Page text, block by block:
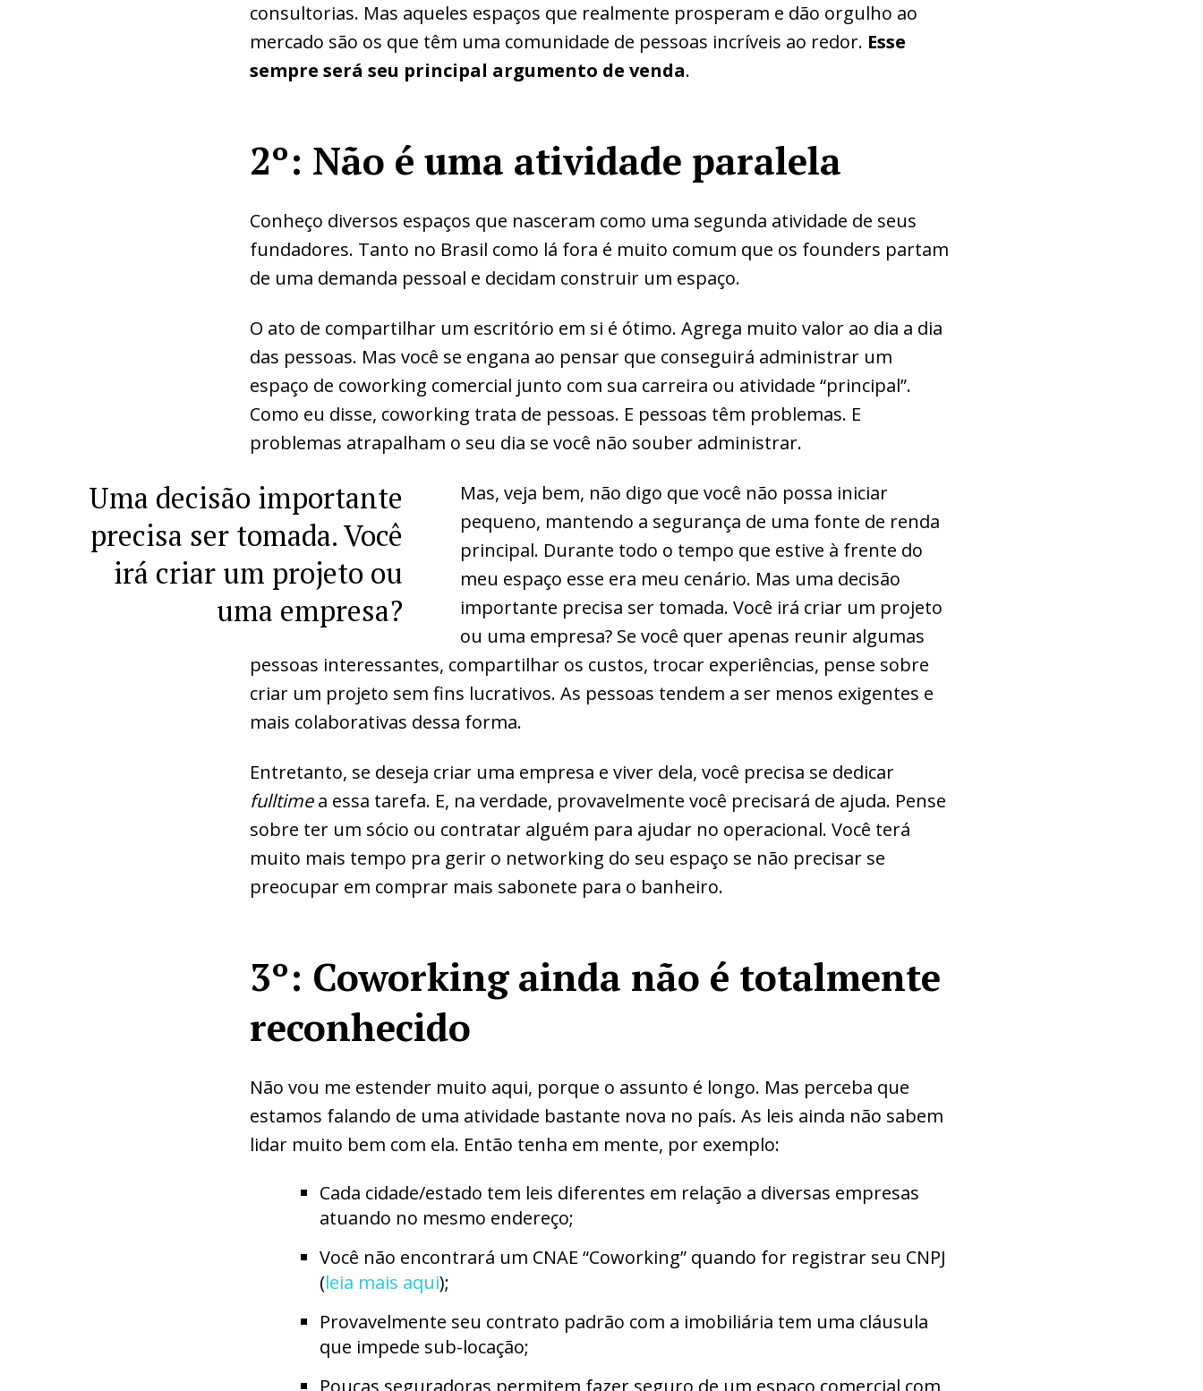
consultorias. Mas aqueles espaços que realmente prosperam e dão orgulho ao
mercado são os que têm uma comunidade de pessoas incríveis ao redor. Esse
sempre será seu principal argumento de venda.
2º: Não é uma atividade paralela
Conheço diversos espaços que nasceram como uma segunda atividade de seus
fundadores. Tanto no Brasil como lá fora é muito comum que os founders partam
de uma demanda pessoal e decidam construir um espaço.
O ato de compartilhar um escritório em si é ótimo. Agrega muito valor ao dia a dia
das pessoas. Mas você se engana ao pensar que conseguirá administrar um
espaço de coworking comercial junto com sua carreira ou atividade “principal”.
Como eu disse, coworking trata de pessoas. E pessoas têm problemas. E
problemas atrapalham o seu dia se você não souber administrar.
Uma decisão importante
precisa ser tomada. Você
irá criar um projeto ou
uma empresa?
Mas, veja bem, não digo que você não possa iniciar
pequeno, mantendo a segurança de uma fonte de renda
principal. Durante todo o tempo que estive à frente do
meu espaço esse era meu cenário. Mas uma decisão
importante precisa ser tomada. Você irá criar um projeto
ou uma empresa? Se você quer apenas reunir algumas
pessoas interessantes, compartilhar os custos, trocar experiências, pense sobre
criar um projeto sem fins lucrativos. As pessoas tendem a ser menos exigentes e
mais colaborativas dessa forma.
Entretanto, se deseja criar uma empresa e viver dela, você precisa se dedicar
fulltimea essa tarefa. E, na verdade, provavelmente você precisará de ajuda. Pense
sobre ter um sócio ou contratar alguém para ajudar no operacional. Você terá
muito mais tempo pra gerir o networking do seu espaço se não precisar se
preocupar em comprar mais sabonete para o banheiro.
3º: Coworking ainda não é totalmente
reconhecido
Não vou me estender muito aqui, porque o assunto é longo. Mas perceba que
estamos falando de uma atividade bastante nova no país. As leis ainda não sabem
lidar muito bem com ela. Então tenha em mente, por exemplo:
Cada cidade/estado tem leis diferentes em relação a diversas empresas
atuando no mesmo endereço;
Você não encontrará um CNAE “Coworking” quando for registrar seu CNPJ
(leia mais aqui);
Provavelmente seu contrato padrão com a imobiliária tem uma cláusula
que impede sub-locação;